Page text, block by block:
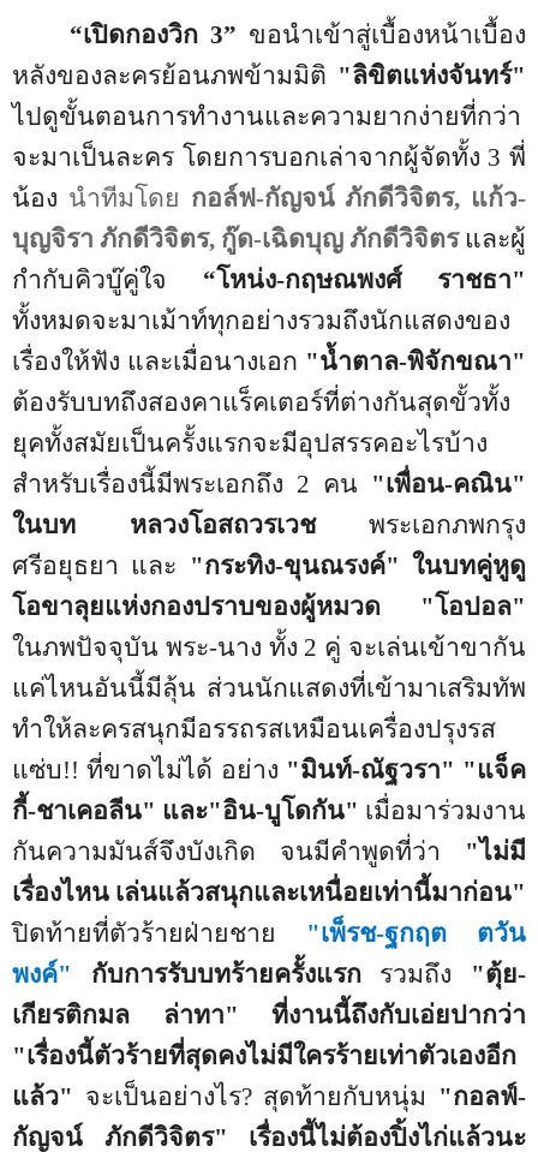
“เปิดกองวิก 3” ขอนำเข้าสู่เบื้องหน้าเบื้อง
หลังของละครย้อนภพข้ามมิติ "ลิขิตแห่งจันทร์"
ไปดูขั้นตอนการทำงานและความยากง่ายที่กว่า
จะมาเป็นละคร โดยการบอกเล่าจากผู้จัดทั้ง 3พี่
น้อง นำทีมโดย กอล์ฟ-กัญจน์ ภักดีวิจิตร, แก้ว-
บุญจิรา ภักดีวิจิตร, กู๊ด-เฉิดบุญ ภักดีวิจิตร และผู้
กำกับคิวบู๊คู่ใจ “โหน่ง-กฤษณพงศ์ ราชธา"
ทั้งหมดจะมาเม้าท์ทุกอย่างรวมถึงนักแสดงของ
เรื่องให้ฟัง และเมื่อนางเอก "น้ำตาล-พิจักขณา"
ต้องรับบทถึงสองคาแร็คเตอร์ที่ต่างกันสุดขั้วทั้ง
ยุคทั้งสมัยเป็นครั้งแรกจะมีอุปสรรคอะไรบ้าง
สำหรับเรื่องนี้มีพระเอกถึง 2 คน "เพื่อน-คณิน"
ในบท หลวงโอสถวรเวชพระเอกภพกรุง
ศรีอยุธยา และ "กระทิง-ขุนณรงค์" ในบทคู่หูดู
โอขาลุยแห่งกองปราบของผู้หมวด "โอปอล"
ในภพปัจจุบัน พระ-นาง ทั้ง 2 คู่ จะเล่นเข้าขากัน
แค่ไหนอันนี้มีลุ้น ส่วนนักแสดงที่เข้ามาเสริมทัพ
ทำให้ละครสนุกมีอรรถรสเหมือนเครื่องปรุงรส
แซ่บ!!ที่ขาดไม่ได้ อย่าง "มินท์-ณัฐวรา" "แจ็ค
กี้-ชาเคอลีน" และ"อิน-บูโดกัน" เมื่อมาร่วมงาน
กันความมันส์จึงบังเกิด จนมีคำพูดที่ว่า "ไม่มี
เรื่องไหน เล่นแล้วสนุกและเหนื่อยเท่านี้มาก่อน"
ปิดท้ายที่ตัวร้ายฝ่ายชาย "เพ็รช-ฐกฤต ตวัน
พงค์" กับการรับบทร้ายครั้งแรกรวมถึง "ตุ้ย-
เกียรติกมล ล่าทา" ที่งานนี้ถึงกับเอ่ยปากว่า
"เรื่องนี้ตัวร้ายที่สุดคงไม่มีใครร้ายเท่าตัวเองอีก
แล้ว" จะเป็นอย่างไร? สุดท้ายกับหนุ่ม "กอลฟ์-
กัญจน์ ภักดีวิจิตร"
เรื่องนี้ไม่ต้องปิ้งไก่แล้วนะ